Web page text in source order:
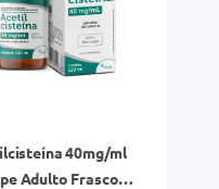
40mg/ml
Adulto Frasco